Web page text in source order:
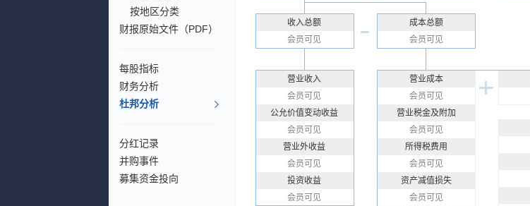
按地区分类
财报原始文件（PDF）
每股指标
财务分析
杜邦分析
分红记录
并购事件
募集资金投向
收入总额
会员可见
成本总额
会员可见
营业收入
会员可见
公允价值变动收益
会员可见
营业外收益
会员可见
投资收益
会员可见
营业成本
会员可见
营业税金及附加
会员可见
所得税费用
会员可见
资产减值损失
会员可见